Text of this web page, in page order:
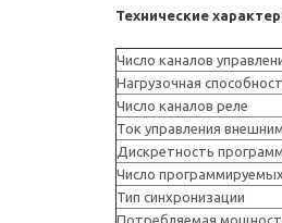
Технические
Число каналов
Нагрузочная
Число каналов реле
Ток управления
Дискретность
Число
Тип синхронизации
Потребляемая